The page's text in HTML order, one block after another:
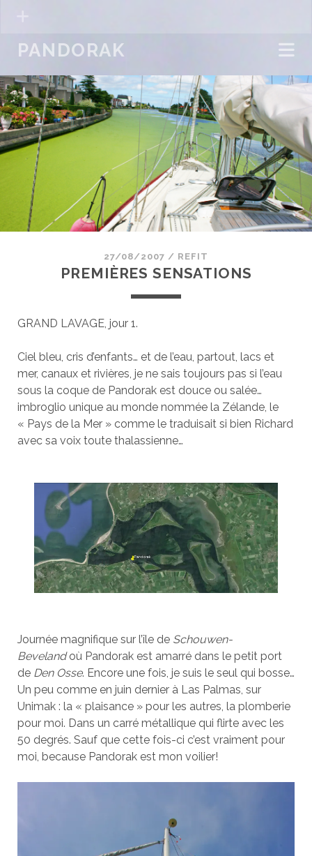
PANDORAK
27/08/2007 / REFIT
PREMIÈRES SENSATIONS
GRAND LAVAGE, jour 1.
Ciel bleu, cris d’enfants… et de l’eau, partout, lacs et
mer, canaux et rivières, je ne sais toujours pas si l’eau
sous la coque de Pandorak est douce ou salée…
imbroglio unique au monde nommée la Zélande, le
« Pays de la Mer » comme le traduisait si bien Richard
avec sa voix toute thalassienne…
Journée magnifique sur l’île de Schouwen-
Beveland où Pandorak est amarré dans le petit port
de Den Osse. Encore une fois, je suis le seul qui bosse…
Un peu comme en juin dernier à Las Palmas, sur
Unimak : la « plaisance » pour les autres, la plomberie
pour moi. Dans un carré métallique qui flirte avec les
50 degrés. Sauf que cette fois-ci c’est vraiment pour
moi, because Pandorak est mon voilier!